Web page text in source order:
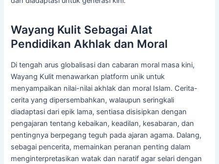
Wayang Kulit Sebagai Alat
Pendidikan Akhlak dan Moral
Di tengah arus globalisasi dan cabaran moral masa kini,
Wayang Kulit menawarkan platform unik untuk
menyampaikan nilai-nilai akhlak dan moral Islam. Cerita-
cerita yang dipersembahkan, walaupun seringkali
diadaptasi dari epik lama, sentiasa disisipkan dengan
pengajaran tentang kebaikan, keadilan, kesabaran, dan
pentingnya berpegang teguh pada ajaran agama. Dalang,
sebagai pencerita, memainkan peranan penting dalam
menginterpretasikan watak dan naratif agar selari dengan